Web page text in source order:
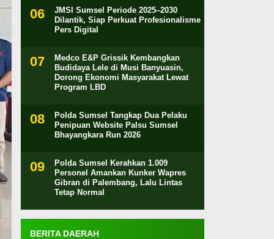
JMSI Sumsel Periode 2025–2030
Dilantik, Siap Perkuat Profesionalisme
Pers Digital
Medco E&P Grissik Kembangkan
Budidaya Lele di Musi Banyuasin,
Dorong Ekonomi Masyarakat Lewat
Program LBD
Polda Sumsel Tangkap Dua Pelaku
Penipuan Website Palsu Sumsel
Bhayangkara Run 2026
Polda Sumsel Kerahkan 1.009
Personel Amankan Kunker Wapres
Gibran di Palembang, Lalu Lintas
Tetap Normal
BERITA DAERAH